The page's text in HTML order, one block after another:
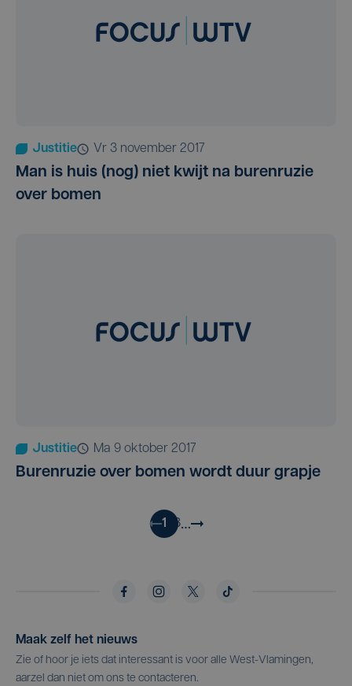
Justitie vr 3 november 2017
Man is huis (nog) niet kwijt na burenruzie
over bomen
Justitie ma 9 oktober 2017
Burenruzie over bomen wordt duur grapje
1 3…
Maak zelf het nieuws
Zie of hoor je iets dat interessant is voor alle West-Vlamingen,
aarzel dan niet om ons te contacteren.